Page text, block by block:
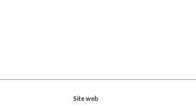
Site web